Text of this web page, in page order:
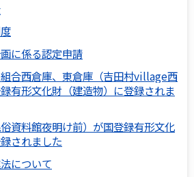
に係る認定申請
合西倉庫、東倉庫（吉田村village西
有形文化財（建造物）に登録されま
資料館夜明け前）が国登録有形文化
されました
について